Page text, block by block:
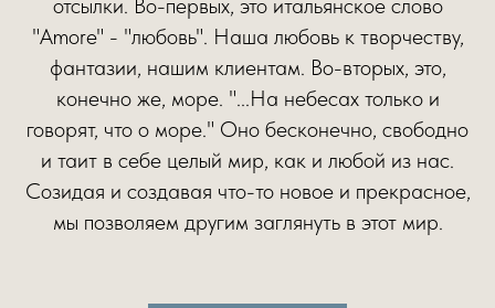
отсылки. Во-первых, это итальянское слово
"Amore" - "любовь". Наша любовь к творчеству,
фантазии, нашим клиентам. Во-вторых, это,
конечно же, море. "...На небесах только и
говорят, что о море." Оно бесконечно, свободно
и таит в себе целый мир, как и любой из нас.
Созидая и создавая что-то новое и прекрасное,
мы позволяем другим заглянуть в этот мир.